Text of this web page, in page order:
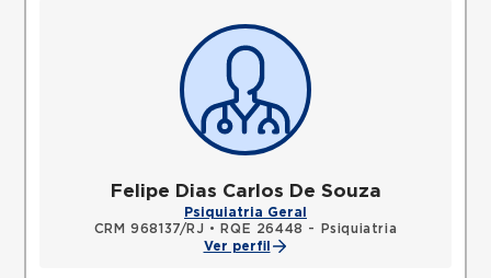
Felipe Dias Carlos De Souza
Psiquiatria Geral
CRM 968137/RJ •
RQE 26448 - Psiquiatria
Ver perfil